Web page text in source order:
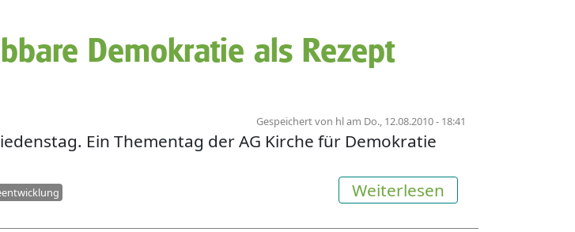
Demokratie als Rezept
Gespeichert von hlam Do., 12.08.2010 - 18:41
Ein Thementag der AG Kirche für Demokratie
Weiterlesenüber